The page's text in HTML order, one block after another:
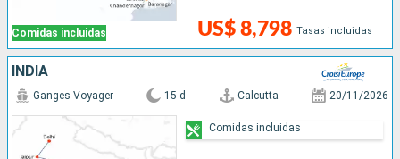
Comidas incluidas US$ 8,798 Tasas incluidas
INDIA
Ganges Voyager 15 d Calcutta 20/11/2026
Comidas incluidas